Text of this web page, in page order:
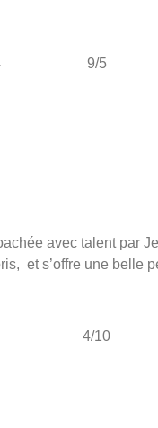
4 9/5
avec talent par
et s’offre une belle
7 4/10